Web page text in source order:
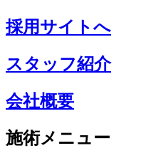
採用サイトへ
スタッフ紹介
会社概要
施術メニュー